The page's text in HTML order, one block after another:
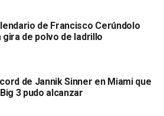
de Francisco Cerúndolo
gira de polvo de ladrillo
de Jannik Sinner en Miami que
3 pudo alcanzar